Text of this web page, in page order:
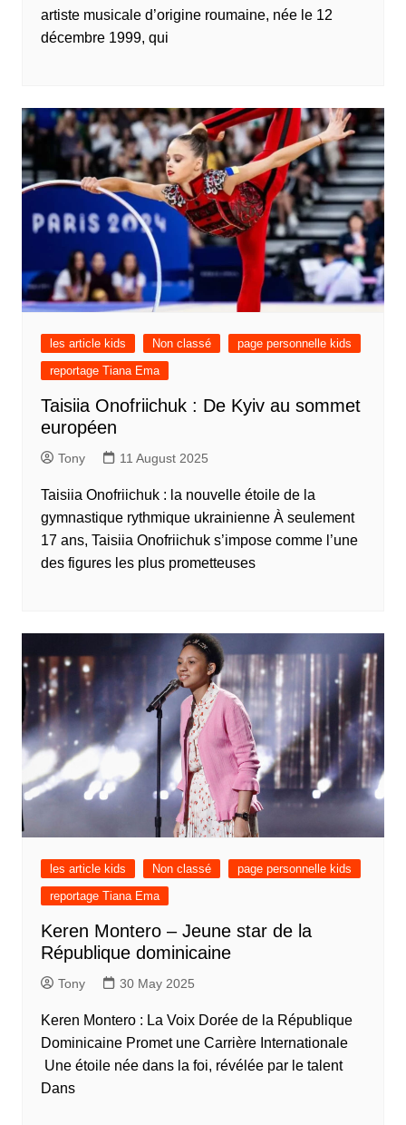
artiste musicale d’origine roumaine, née le 12
décembre 1999, qui
les article kids Non classé
page personnelle kids
reportage Tiana Ema
Taisiia Onofriichuk : De Kyiv au sommet
européen
Tony 11 August 2025
Taisiia Onofriichuk : la nouvelle étoile de la
gymnastique rythmique ukrainienne À seulement
17 ans, Taisiia Onofriichuk s’impose comme l’une
des figures les plus prometteuses
les article kids Non classé
page personnelle kids
reportage Tiana Ema
Keren Montero – Jeune star de la
République dominicaine
Tony 30 May 2025
Keren Montero : La Voix Dorée de la République
Dominicaine Promet une Carrière Internationale
Une étoile née dans la foi, révélée par le talent
Dans